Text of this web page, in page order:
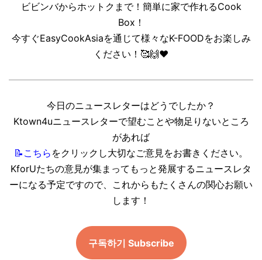
ビビンバからホットクまで！簡単に家で作れるCook
Box！
今すぐEasyCookAsiaを通じて様々なK-FOODをお楽しみ
ください！🥰🙌❤️
今日のニュースレターはどうでしたか？
Ktown4uニュースレターで望むことや物足りないところ
があれば
📝 こちら をクリックし大切なご意見をお書きください。
KforUたちの意見が集まってもっと発展するニュースレタ
ーになる予定ですので、これからもたくさんの関心お願い
します！
구독하기 Subscribe